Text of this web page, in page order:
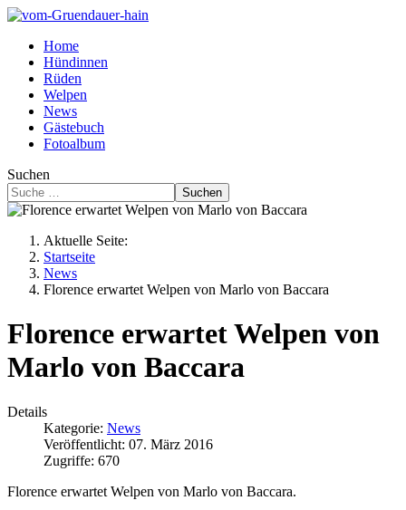
Home
Hündinnen
Rüden
Welpen
News
Gästebuch
Fotoalbum
Suchen
Suchen
Aktuelle Seite:
Startseite
News
Florence erwartet Welpen von Marlo von Baccara
Florence erwartet Welpen von
Marlo von Baccara
Details
Kategorie: News
Veröffentlicht: 07. März 2016
Zugriffe: 670
Florence erwartet Welpen von Marlo von Baccara.